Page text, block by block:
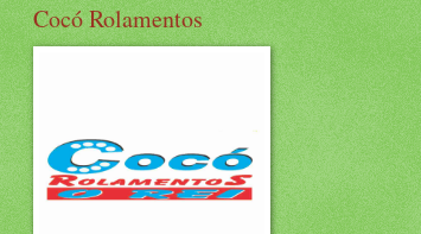
Cocó Rolamentos